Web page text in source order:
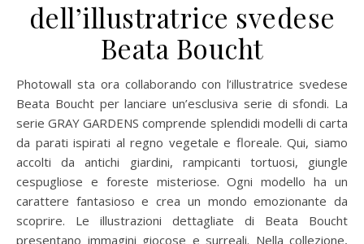
dell’illustratrice svedese
Beata Boucht
Photowall sta ora collaborando con l’illustratrice svedese
Beata Boucht per lanciare un’esclusiva serie di sfondi. La
serie GRAY GARDENS comprende splendidi modelli di carta
da parati ispirati al regno vegetale e floreale. Qui, siamo
accolti da antichi giardini, rampicanti tortuosi, giungle
cespugliose e foreste misteriose. Ogni modello ha un
carattere fantasioso e crea un mondo emozionante da
scoprire. Le illustrazioni dettagliate di Beata Boucht
presentano immagini giocose e surreali. Nella collezione,